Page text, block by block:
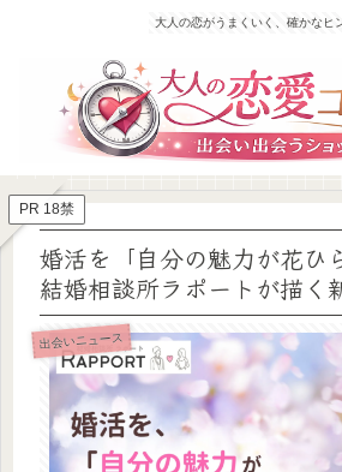
大人の恋がうまくいく、確かなヒ
PR 18禁
婚活を「自分の魅力が花ひ
結婚相談所ラポートが描く
出会いニュース